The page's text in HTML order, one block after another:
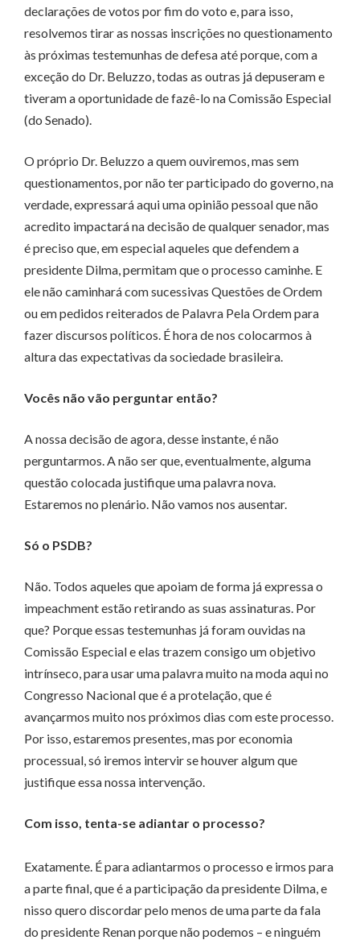
declarações de votos por fim do voto e, para isso,
resolvemos tirar as nossas inscrições no questionamento
às próximas testemunhas de defesa até porque, com a
exceção do Dr. Beluzzo, todas as outras já depuseram e
tiveram a oportunidade de fazê-lo na Comissão Especial
(do Senado).
O próprio Dr. Beluzzo a quem ouviremos, mas sem
questionamentos, por não ter participado do governo, na
verdade, expressará aqui uma opinião pessoal que não
acredito impactará na decisão de qualquer senador, mas
é preciso que, em especial aqueles que defendem a
presidente Dilma, permitam que o processo caminhe. E
ele não caminhará com sucessivas Questões de Ordem
ou em pedidos reiterados de Palavra Pela Ordem para
fazer discursos políticos. É hora de nos colocarmos à
altura das expectativas da sociedade brasileira.
Vocês não vão perguntar então?
A nossa decisão de agora, desse instante, é não
perguntarmos. A não ser que, eventualmente, alguma
questão colocada justifique uma palavra nova.
Estaremos no plenário. Não vamos nos ausentar.
Só o PSDB?
Não. Todos aqueles que apoiam de forma já expressa o
impeachment estão retirando as suas assinaturas. Por
que? Porque essas testemunhas já foram ouvidas na
Comissão Especial e elas trazem consigo um objetivo
intrínseco, para usar uma palavra muito na moda aqui no
Congresso Nacional que é a protelação, que é
avançarmos muito nos próximos dias com este processo.
Por isso, estaremos presentes, mas por economia
processual, só iremos intervir se houver algum que
justifique essa nossa intervenção.
Com isso, tenta-se adiantar o processo?
Exatamente. É para adiantarmos o processo e irmos para
a parte final, que é a participação da presidente Dilma, e
nisso quero discordar pelo menos de uma parte da fala
do presidente Renan porque não podemos – e ninguém